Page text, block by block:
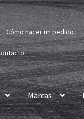
Cómo hacer un pedido
Marcas